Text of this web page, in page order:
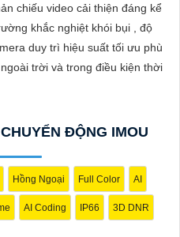
vực quan sát.
Chọn camera có ứng dụng
của bạn để có thể xem
giúp bạn lựa chọn được một
chiếu video cải thiện đáng kể
khắc nghiệt khói bụi , độ
duy trì hiệu suất tối ưu phù
trời và trong điều kiện thời
ĐỘNG IMOU
Hồng Ngoại Full Color AI
AI Coding IP66 3D DNR